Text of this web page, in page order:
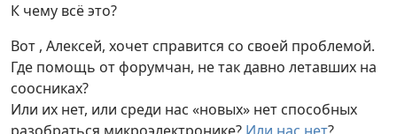
К чему всё это?
Вот , Алексей, хочет справится со своей проблемой.
Где помощь от форумчан, не так давно летавших на
соосниках?
Или их нет, или среди нас «новых» нет способных